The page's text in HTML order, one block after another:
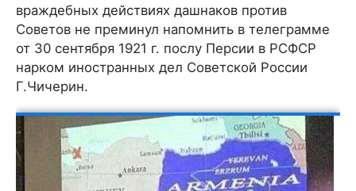
враждебных действиях дашнаков против
Советов не преминул напомнить в телеграмме
от 30 сентября 1921 г. послу Персии в РСФСР
нарком иностранных дел Советской России
Г.Чичерин.